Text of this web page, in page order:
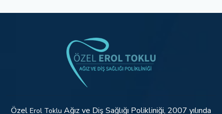
Özel Erol Toklu Ağız ve Diş Sağlığı Polikliniği, 2007 yılında